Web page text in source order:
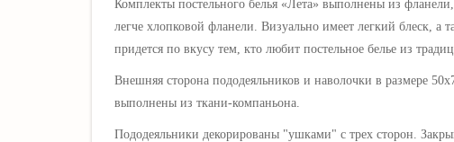
Комплекты постельного белья «Лета» выполнены из фланели,
легче хлопковой фланели. Визуально имеет легкий блеск, а
придется по вкусу тем, кто любит постельное белье из
Внешняя сторона пододеяльников и наволочки в размере
выполнены из ткани-компаньона.
Пододеяльники декорированы "ушками" с трех сторон.